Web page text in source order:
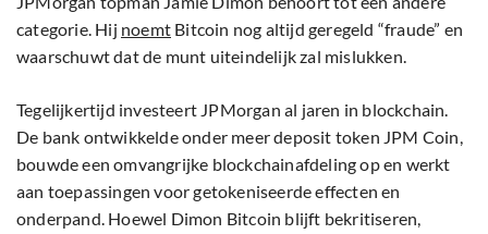
categorie. Hij noemt Bitcoin nog altijd geregeld “fraude” en
waarschuwt dat de munt uiteindelijk zal mislukken.
Tegelijkertijd investeert JPMorgan al jaren in blockchain.
De bank ontwikkelde onder meer deposit token JPM Coin,
bouwde een omvangrijke blockchainafdeling op en werkt
aan toepassingen voor getokeniseerde effecten en
onderpand. Hoewel Dimon Bitcoin blijft bekritiseren,